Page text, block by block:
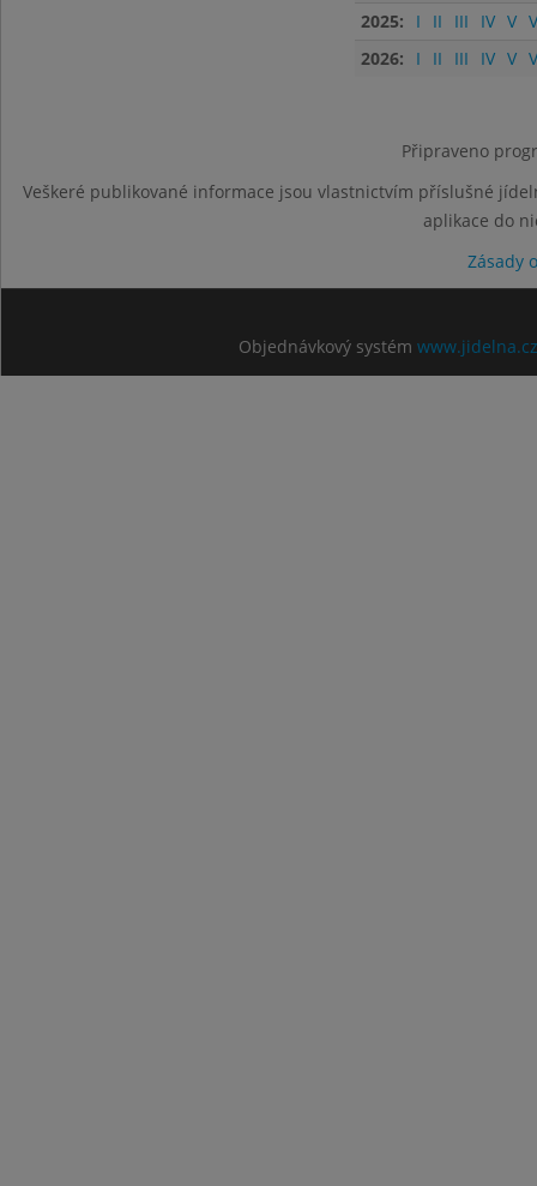
2025:
I II III IV V
2026:
I II III IV V
Připraveno
Veškeré publikované informace jsou vlastnictvím příslušné
aplikace do
Zásady
Objednávkový systém www.jidelna.cz